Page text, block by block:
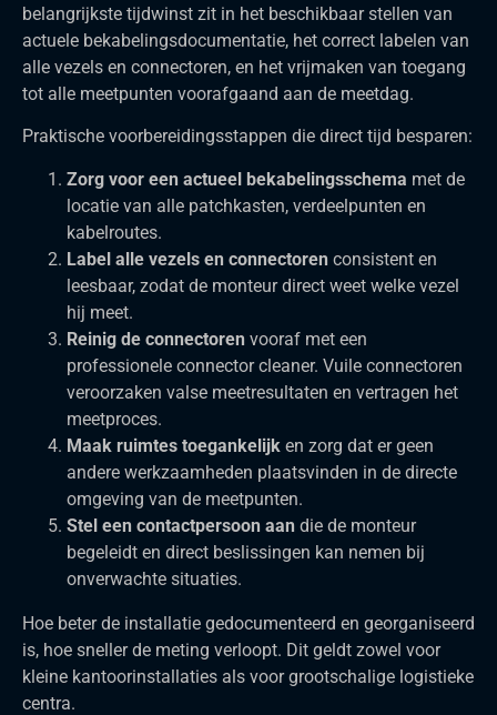
belangrijkste tijdwinst zit in het beschikbaar stellen van
actuele bekabelingsdocumentatie, het correct labelen van
alle vezels en connectoren, en het vrijmaken van toegang
tot alle meetpunten voorafgaand aan de meetdag.
Praktische voorbereidingsstappen die direct tijd besparen:
Zorg voor een actueel bekabelingsschema met de
locatie van alle patchkasten, verdeelpunten en
kabelroutes.
Label alle vezels en connectoren consistent en
leesbaar, zodat de monteur direct weet welke vezel
hij meet.
Reinig de connectoren vooraf met een
professionele connector cleaner. Vuile connectoren
veroorzaken valse meetresultaten en vertragen het
meetproces.
Maak ruimtes toegankelijk en zorg dat er geen
andere werkzaamheden plaatsvinden in de directe
omgeving van de meetpunten.
Stel een contactpersoon aan die de monteur
begeleidt en direct beslissingen kan nemen bij
onverwachte situaties.
Hoe beter de installatie gedocumenteerd en georganiseerd
is, hoe sneller de meting verloopt. Dit geldt zowel voor
kleine kantoorinstallaties als voor grootschalige logistieke
centra.